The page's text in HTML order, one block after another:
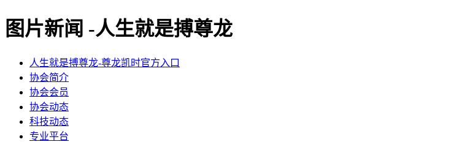
图片新闻 -人生就是搏尊龙
人生就是搏尊龙-尊龙凯时官方入口
协会简介
协会会员
协会动态
科技动态
专业平台